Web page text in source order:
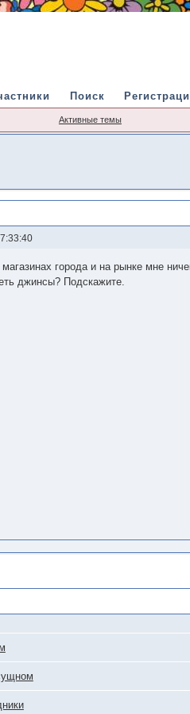
Поиск
Активные темы
города и на рынке мне
джинсы? Подскажите.